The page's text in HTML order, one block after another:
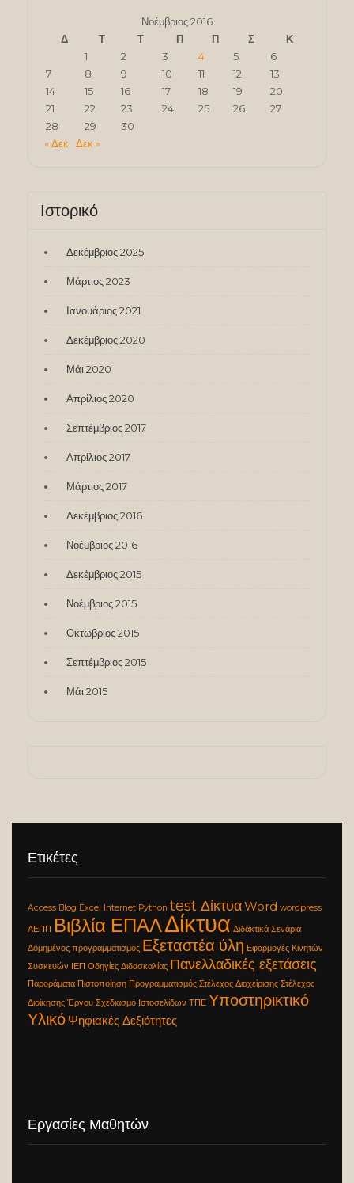
Νοέμβριος 2016
Δ
Τ Τ Π Π Σ
Κ
1
2 3 4 5
6
7
8 9 10 11 12
13
14
15 16 17 18 19
20
21
22 23 24 25 26
27
28
29
30
« Δεκ Δεκ »
Ιστορικό
Δεκέμβριος 2025
Μάρτιος 2023
Ιανουάριος 2021
Δεκέμβριος 2020
Μάι 2020
Απρίλιος 2020
Σεπτέμβριος 2017
Απρίλιος 2017
Μάρτιος 2017
Δεκέμβριος 2016
Νοέμβριος 2016
Δεκέμβριος 2015
Νοέμβριος 2015
Οκτώβριος 2015
Σεπτέμβριος 2015
Μάι 2015
Ετικέτες
Access Blog Excel Internet Python test ΔίκτυαWord wordpress
ΑΕΠΠ Βιβλία ΕΠΑΛΔίκτυα Διδακτικά Σενάρια
Δομημένος προγραμματισμός Εξεταστέα ύλη Εφαρμογές Κινητών
Συσκευών
ΙΕΠ Οδηγίες Διδασκαλίας Πανελλαδικές εξετάσεις
Παροράματα Πιστοποίηση Προγραμματισμός Στέλεχος Διαχείρισης Στέλεχος
Διοίκησης Έργου Σχεδιασμό Ιστοσελίδων ΤΠΕ Υποστηρικτικό
Υλικό Ψηφιακές Δεξιότητες
Εργασίες Μαθητών